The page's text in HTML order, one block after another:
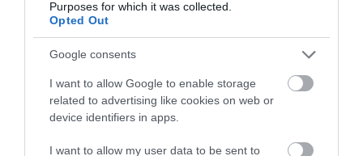
Purposes for which it was collected.
Opted Out
Google consents
I want to allow Google to enable storage
related to advertising like cookies on web or
device identifiers in apps.
I want to allow my user data to be sent to
6000…